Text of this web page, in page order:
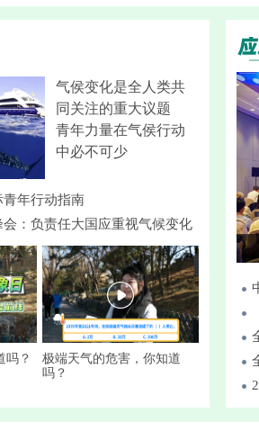
气侯变化是全人类共
同关注的重大议题
青年力量在气侯行动
中必不可少
年行动指南
：负责任大国应重视气候变化
吗？
极端天气的危害，你知道
吗？